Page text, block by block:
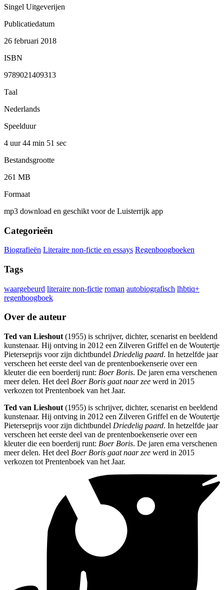
Singel Uitgeverijen
Publicatiedatum
26 februari 2018
ISBN
9789021409313
Taal
Nederlands
Speelduur
4 uur 44 min 51 sec
Bestandsgrootte
261 MB
Formaat
mp3 download en geschikt voor de Luisterrijk app
Categorieën
Biografieën Literaire non-fictie en essays Regenboogboeken
Tags
waargebeurd literaire non-fictie roman autobiografisch lhbtiq+
regenboogboek
Over de auteur
Ted van Lieshout (1955) is schrijver, dichter, scenarist en beeldend
kunstenaar. Hij ontving in 2012 een Zilveren Griffel en de Woutertje
Pieterseprijs voor zijn dichtbundel Driedelig paard. In hetzelfde jaar
verscheen het eerste deel van de prentenboekenserie over een
kleuter die een boerderij runt: Boer Boris. De jaren erna verschenen
meer delen. Het deel Boer Boris gaat naar zee werd in 2015
verkozen tot Prentenboek van het Jaar.
Ted van Lieshout (1955) is schrijver, dichter, scenarist en beeldend
kunstenaar. Hij ontving in 2012 een Zilveren Griffel en de Woutertje
Pieterseprijs voor zijn dichtbundel Driedelig paard. In hetzelfde jaar
verscheen het eerste deel van de prentenboekenserie over een
kleuter die een boerderij runt: Boer Boris. De jaren erna verschenen
meer delen. Het deel Boer Boris gaat naar zee werd in 2015
verkozen tot Prentenboek van het Jaar.